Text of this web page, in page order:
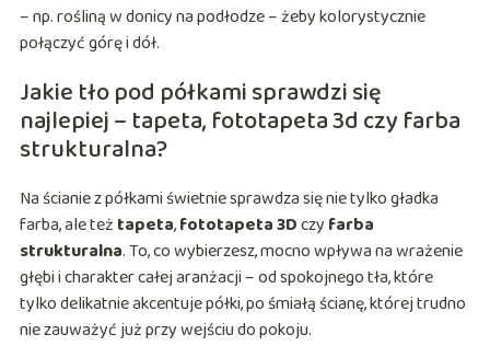
– np. rośliną w donicy na podłodze – żeby kolorystycznie
połączyć górę i dół.
Jakie tło pod półkami sprawdzi się
najlepiej – tapeta, fototapeta 3d czy farba
strukturalna?
Na ścianie z półkami świetnie sprawdza się nie tylko gładka
farba, ale też tapeta,fototapeta 3Dczy farba
strukturalna. To, co wybierzesz, mocno wpływa na wrażenie
głębi i charakter całej aranżacji – od spokojnego tła, które
tylko delikatnie akcentuje półki, po śmiałą ścianę, której trudno
nie zauważyć już przy wejściu do pokoju.